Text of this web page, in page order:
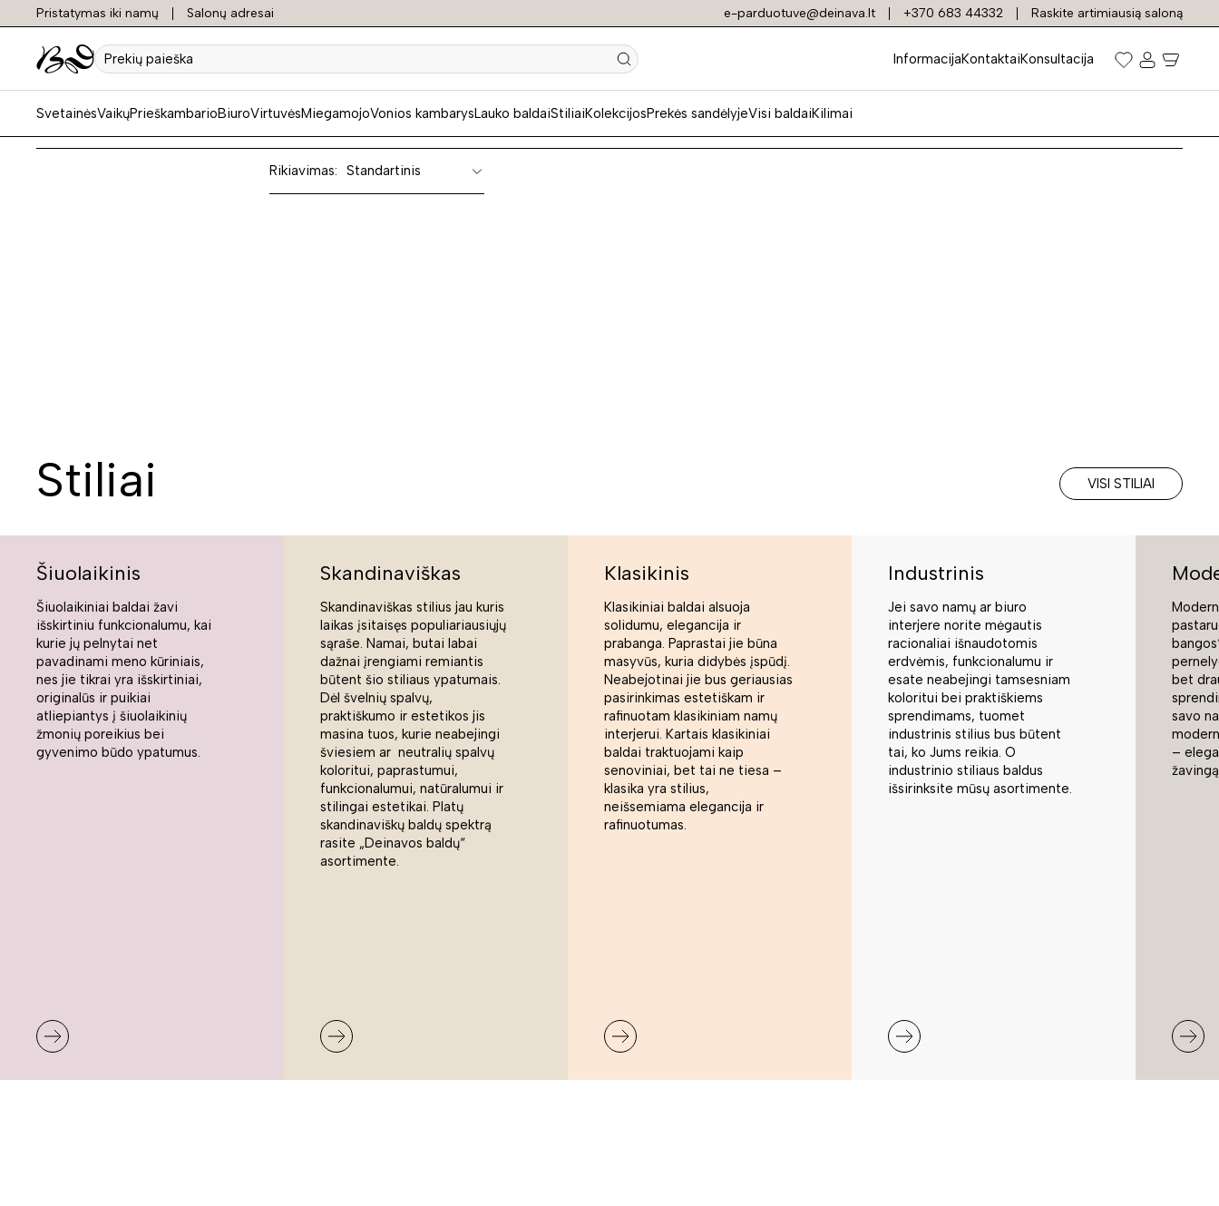
Pristatymas iki namų Salonų adresai e-parduotuve@deinava.lt +370 683 44332 Raskite artimiausią saloną
Prekių
paieška
InformacijaKontaktaiKonsultacija
SvetainėsVaikųPrieškambarioBiuroVirtuvėsMiegamojoVonios kambarysLauko baldaiStiliaiKolekcijosPrekės sandėlyjeVisi baldaiKilimai
Modernios klasikos virtuvės baldai
Rikiavimas: Standartinis
Stiliai VISI STILIAI
Šiuolaikinis
Šiuolaikiniai baldai žavi
išskirtiniu funkcionalumu, kai
kurie jų pelnytai net
pavadinami meno kūriniais,
nes jie tikrai yra išskirtiniai,
originalūs ir puikiai
atliepiantys į šiuolaikinių
žmonių poreikius bei
gyvenimo būdo ypatumus.
Skandinaviškas
Skandinaviškas stilius jau kuris
laikas įsitaisęs populiariausiųjų
sąraše. Namai, butai labai
dažnai įrengiami remiantis
būtent šio stiliaus ypatumais.
Dėl švelnių spalvų,
praktiškumo ir estetikos jis
masina tuos, kurie neabejingi
šviesiem ar neutralių spalvų
koloritui, paprastumui,
funkcionalumui, natūralumui ir
stilingai estetikai. Platų
skandinaviškų baldų spektrą
rasite „Deinavos baldų“
asortimente.
Klasikinis
Klasikiniai baldai alsuoja
solidumu, elegancija ir
prabanga. Paprastai jie būna
masyvūs, kuria didybės įspūdį.
Neabejotinai jie bus geriausias
pasirinkimas estetiškam ir
rafinuotam klasikiniam namų
interjerui. Kartais klasikiniai
baldai traktuojami kaip
senoviniai, bet tai ne tiesa –
klasika yra stilius,
neišsemiama elegancija ir
rafinuotumas.
Industrinis
Jei savo namų ar biuro
interjere norite mėgautis
racionaliai išnaudotomis
erdvėmis, funkcionalumu ir
esate neabejingi tamsesniam
koloritui bei praktiškiems
sprendimams, tuomet
industrinis stilius bus būtent
tai, ko Jums reikia. O
industrinio stiliaus baldus
išsirinksite mūsų asortimente.
bet
savo
–